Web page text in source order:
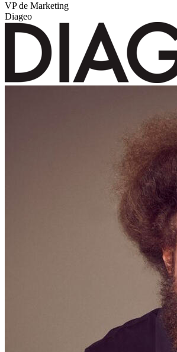
VP de Marketing
Diageo